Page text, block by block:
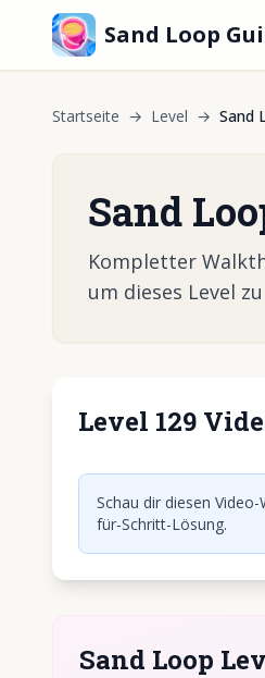
Sand Loop
Startseite → Level → Sand
Sand
Kompletter
um dieses Level
Level 129
Schau dir diesen
für-Schritt-Lösung.
Sand Loop